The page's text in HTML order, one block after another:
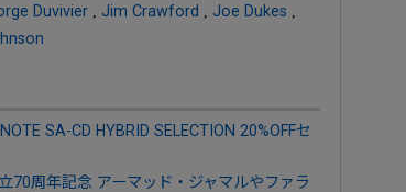
Duvivier Jim Crawford Joe Dukes
SA-CD HYBRID SELECTION 20%OFFセ
70周年記念 アーマッド・ジャマルやファラ